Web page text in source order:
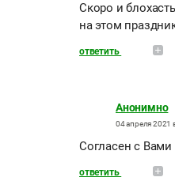
Скоро и
на этом
ответить
Анонимно
04 апреля 2021
Согласен с
ответить